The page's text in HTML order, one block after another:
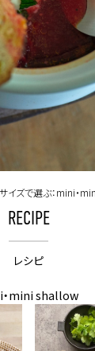
サイズで選ぶ：mini・
RECIPE
レシピ
mini shallow